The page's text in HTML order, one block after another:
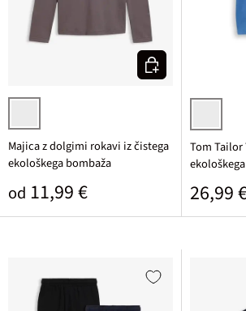
skrilasta potiskana
Majica z dolgimi rokavi iz čistega
ekološkega bombaža
Običajna cena
od 11,99 €
Izberi varianto
modra +
Tom
26,99